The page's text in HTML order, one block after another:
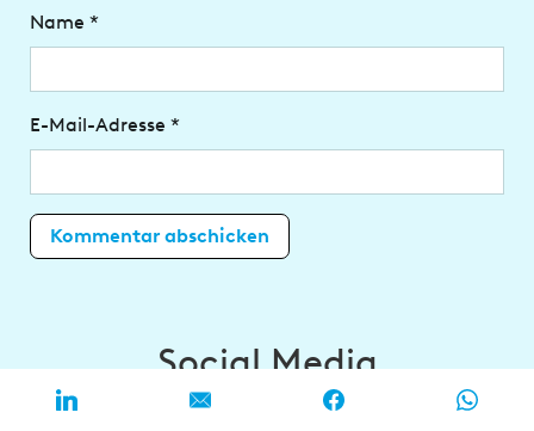
Name *
E-Mail-Adresse *
Social Media